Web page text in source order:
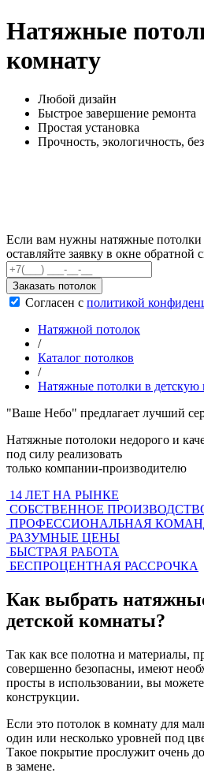
Натяжные
комнату
Любой дизайн
Быстрое завершение ремонта
Простая установка
Прочность, экологичность,
Если вам нужны натяжные потолки
оставляйте заявку в окне обратной
Заказать потолок
Согласен с политикой
Натяжной потолок
/
Каталог потолков
/
Натяжные потолки в детскую
"Ваше Небо" предлагает лучший
Натяжные потолоки недорого и
под силу реализовать
только компании-производителю
14 ЛЕТ НА РЫНКЕ
СОБСТВЕННОЕ
ПРОФЕССИОНАЛЬНАЯ
РАЗУМНЫЕ ЦЕНЫ
БЫСТРАЯ РАБОТА
БЕСПРОЦЕНТНАЯ РАССРОЧКА
Как выбрать
детской комнаты?
Так как все полотна и материалы,
совершенно безопасны, имеют
просты в использовании, вы
конструкции.
Если это потолок в комнату для
один или несколько уровней под
Такое покрытие прослужит очень
в замене.